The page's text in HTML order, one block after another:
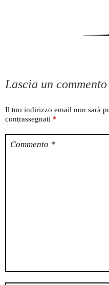
Lascia un commento
Il tuo indirizzo email non sarà
contrassegnati *
Commento *